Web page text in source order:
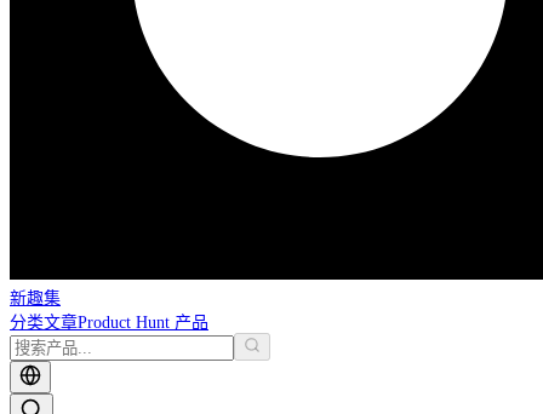
新趣集
分类文章Product Hunt 产品